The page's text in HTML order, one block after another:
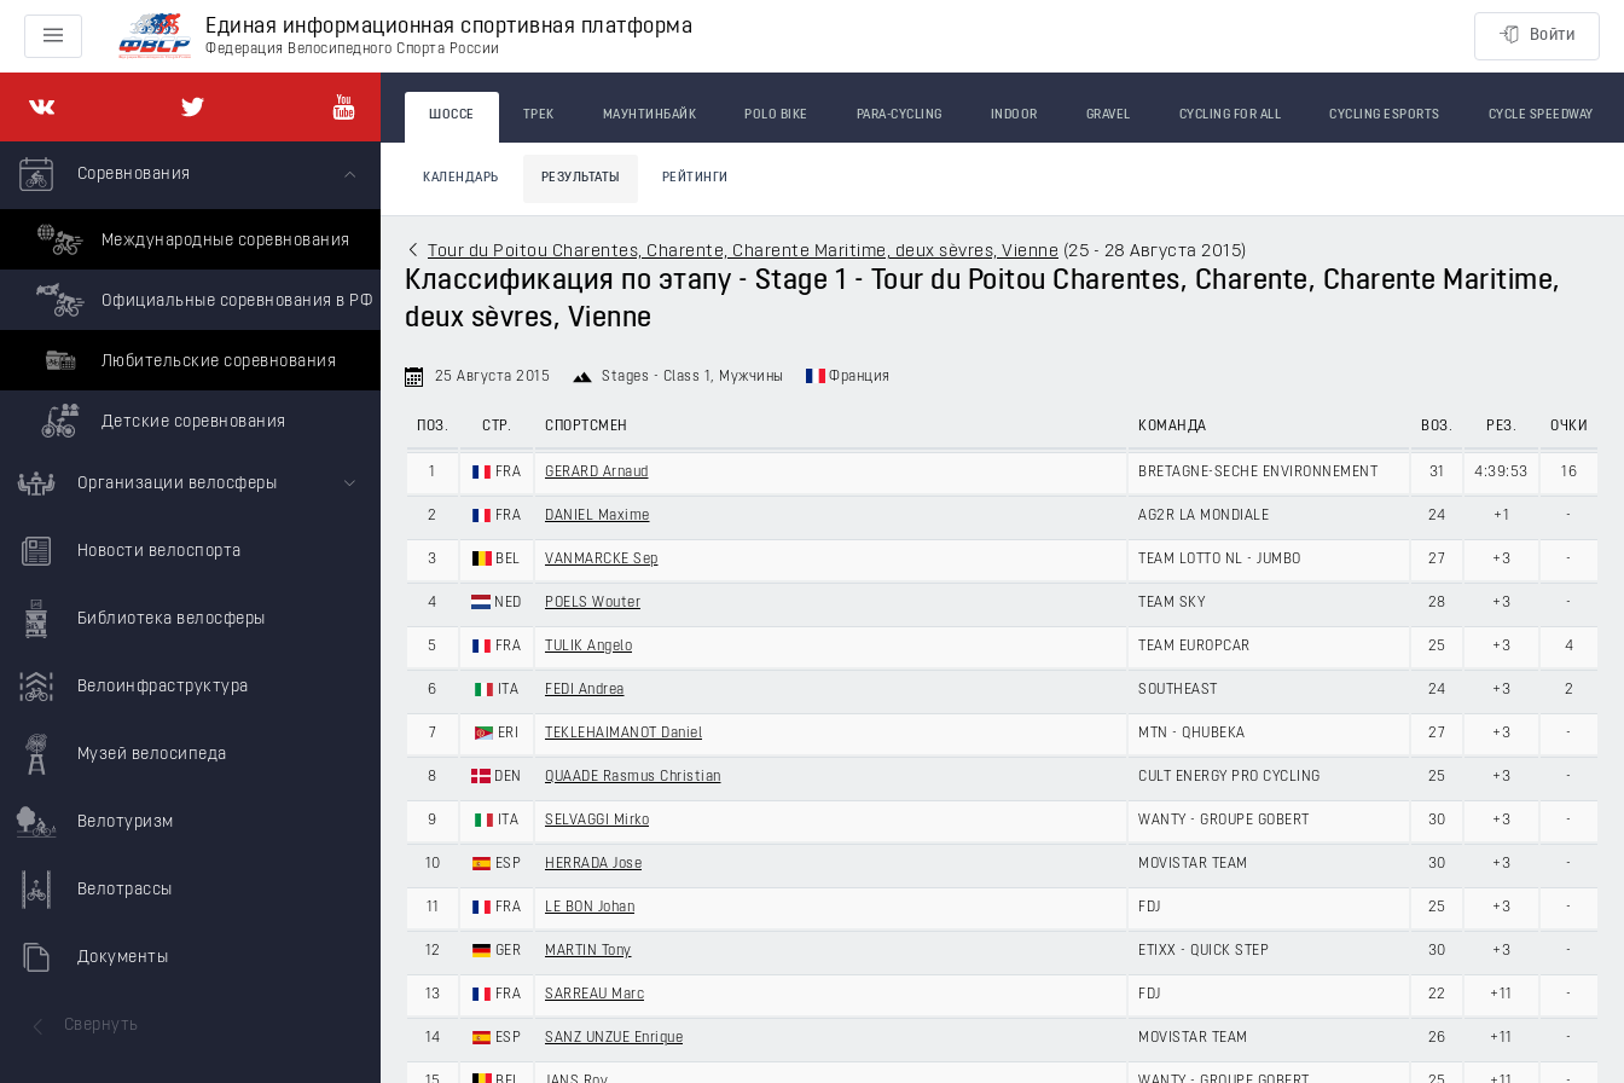
Единая информационная спортивная платформа
Федерация Велосипедного Спорта России
Войти
Соревнования
Международные соревнования
Официальные соревнования в РФ
Любительские соревнования
Детские соревнования
Организации велосферы
Новости велоспорта
Библиотека велосферы
Велоинфраструктура
Музей велосипеда
Велотуризм
Велотрассы
Документы
Свернуть
ШОССЕ ТРЕК МАУНТИНБАЙК POLO BIKE PARA-CYCLING INDOOR GRAVEL CYCLING FOR ALL CYCLING ESPORTS CYCLE SPEEDWAY
КАЛЕНДАРЬ РЕЗУЛЬТАТЫ РЕЙТИНГИ
Tour du Poitou Charentes, Charente, Charente Maritime, deux sèvres, Vienne (25 - 28 Августа 2015)
Классификация по этапу - Stage 1 - Tour du Poitou Charentes, Charente, Charente Maritime,
deux sèvres, Vienne
25 Августа 2015 Stages - Class 1 , Мужчины Франция
ПОЗ. СТР. СПОРТСМЕН КОМАНДА ВОЗ. РЕЗ. ОЧКИ
1 FRA GERARD Arnaud BRETAGNE-SECHE ENVIRONNEMENT 31 4:39:53 16
2 FRA DANIEL Maxime AG2R LA MONDIALE 24 +1 -
3 BEL VANMARCKE Sep TEAM LOTTO NL - JUMBO 27 +3 -
4 NED POELS Wouter TEAM SKY 28 +3 -
5 FRA TULIK Angelo TEAM EUROPCAR 25 +3 4
6 ITA FEDI Andrea SOUTHEAST 24 +3 2
7 ERI TEKLEHAIMANOT Daniel MTN - QHUBEKA 27 +3 -
8 DEN QUAADE Rasmus Christian CULT ENERGY PRO CYCLING 25 +3 -
9 ITA SELVAGGI Mirko WANTY - GROUPE GOBERT 30 +3 -
10 ESP HERRADA Jose MOVISTAR TEAM 30 +3 -
11 FRA LE BON Johan FDJ 25 +3 -
12 GER MARTIN Tony ETIXX - QUICK STEP 30 +3 -
13 FRA SARREAU Marc FDJ 22 +11 -
14 ESP SANZ UNZUE Enrique MOVISTAR TEAM 26 +11 -